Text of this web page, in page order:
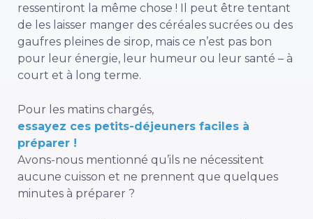
ressentiront la même chose ! Il peut être tentant
de les laisser manger des céréales sucrées ou des
gaufres pleines de sirop, mais ce n’est pas bon
pour leur énergie, leur humeur ou leur santé – à
court et à long terme.
Pour les matins chargés,
essayez ces petits-déjeuners faciles à
préparer !
Avons-nous mentionné qu’ils ne nécessitent
aucune cuisson et ne prennent que quelques
minutes à préparer ?